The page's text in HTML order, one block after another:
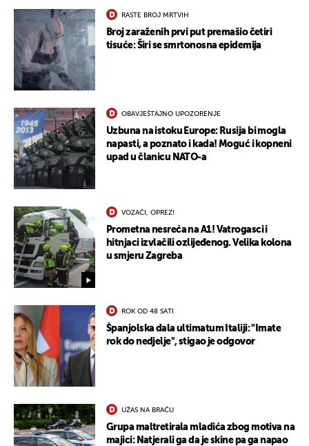
RASTE BROJ MRTVIH
Broj zaraženih prvi put premašio četiri
tisuće: Širi se smrtonosna epidemija
OBAVJEŠTAJNO UPOZORENJE
Uzbuna na istoku Europe: Rusija bi mogla
napasti, a poznato i kada! Moguć i kopneni
upad u članicu NATO-a
VOZAČI, OPREZ!
Prometna nesreća na A1! Vatrogasci i
hitnjaci izvlačili ozlijeđenog. Velika kolona
u smjeru Zagreba
ROK OD 48 SATI
Španjolska dala ultimatum Italiji: "Imate
rok do nedjelje", stigao je odgovor
UŽAS NA BRAČU
Grupa maltretirala mladića zbog motiva na
majici: Natjerali ga da je skine pa ga napao